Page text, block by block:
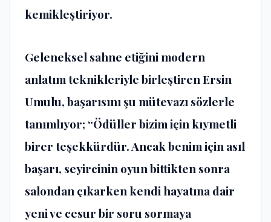
kemikleştiriyor.
Geleneksel sahne etiğini modern
anlatım teknikleriyle birleştiren Ersin
Umulu, başarısını şu mütevazı sözlerle
tanımlıyor; “Ödüller bizim için kıymetli
birer teşekkürdür. Ancak benim için asıl
başarı, seyircinin oyun bittikten sonra
salondan çıkarken kendi hayatına dair
yeni ve cesur bir soru sormaya